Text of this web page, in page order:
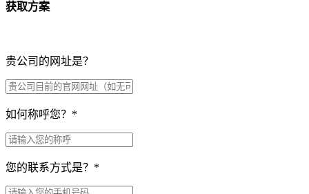
获取方案
贵公司的网址是？
如何称呼您？ *
您的联系方式是？ *